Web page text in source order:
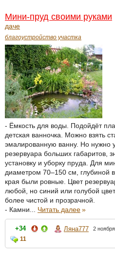
Мини-пруд своими руками
даче
благоустройство участка
- Ёмкость для воды. Подойдёт
детская ванночка. Можно взять
эмалированную ванну. Но нужно
резервуара больших габаритов,
установку и уборку пруда. Для
диаметром 70–150 см, глубиной
края были ровные. Цвет
любой, но синий или голубой
более чистой и прозрачной.
- Камни... Читать далее»
+34 Ляна777 2
11